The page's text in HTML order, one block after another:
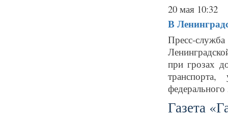
20 мая 10:32
В
Пресс-
при грозах
Газета